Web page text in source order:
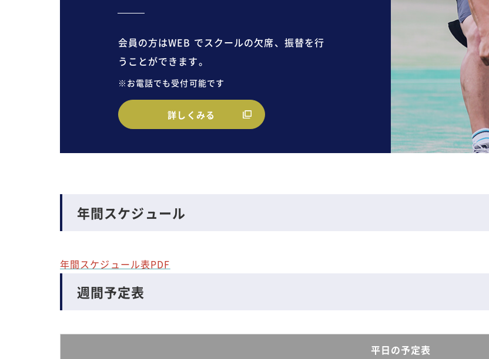
会員の方はWEB でスクールの欠席、振替を行
うことができます。
※お電話でも受付可能です
詳しくみる
年間スケジュール
年間スケジュール表PDF
週間予定表
平日の予定表